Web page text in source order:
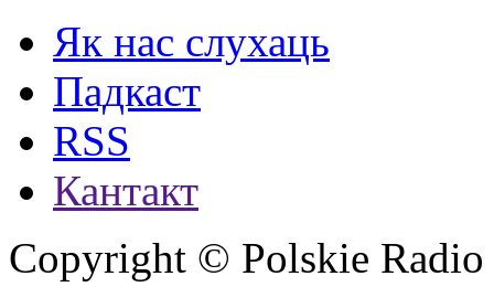
Як нас слухаць
Падкаст
RSS
Кантакт
Copyright © Polskie